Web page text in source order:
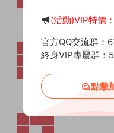
(活動)VIP特價
官方QQ交流群：
終身VIP專屬群：
點擊